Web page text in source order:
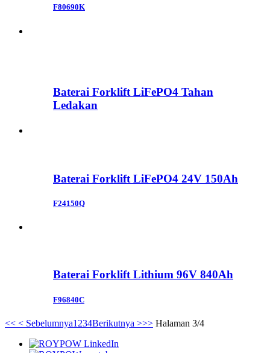
F80690K
Baterai Forklift LiFePO4 Tahan
Ledakan
Baterai Forklift LiFePO4 24V 150Ah
F24150Q
Baterai Forklift Lithium 96V 840Ah
F96840C
<< < Sebelumnya1 234Berikutnya >>> Halaman 3/4